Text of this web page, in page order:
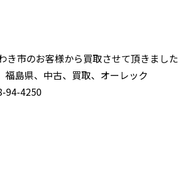
き市のお客様から買取させて頂きました
福島県、中古、買取、オーレック
94-4250